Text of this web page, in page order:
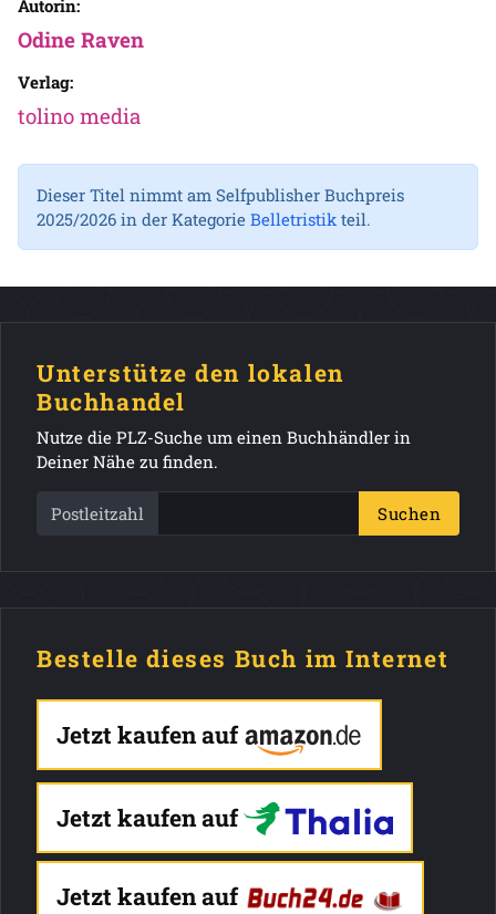
Autorin:
Odine Raven
Verlag:
tolino media
Dieser Titel nimmt am Selfpublisher Buchpreis
2025/2026 in der Kategorie Belletristikteil.
Unterstütze den lokalen
Buchhandel
Nutze die PLZ-Suche um einen Buchhändler in
Deiner Nähe zu finden.
Postleitzahl Suchen
Bestelle dieses Buch im Internet
Jetzt kaufen auf
Jetzt kaufen auf
Jetzt kaufen auf